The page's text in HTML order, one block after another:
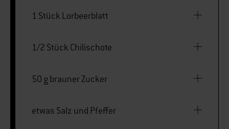
1 Stück Lorbeerblatt
1/2 Stück Chilischote
50 g brauner Zucker
etwas Salz und Pfeffer